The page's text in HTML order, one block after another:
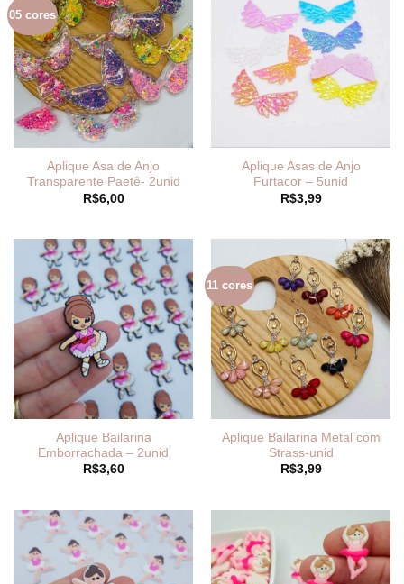
05 cores
Aplique Asa de Anjo
Transparente Paetê- 2unid
R$6,00
Aplique Asas de Anjo
Furtacor – 5unid
R$3,99
Aplique Bailarina
Emborrachada – 2unid
R$3,60
11 cores
Aplique Bailarina Metal com
Strass-unid
R$3,99